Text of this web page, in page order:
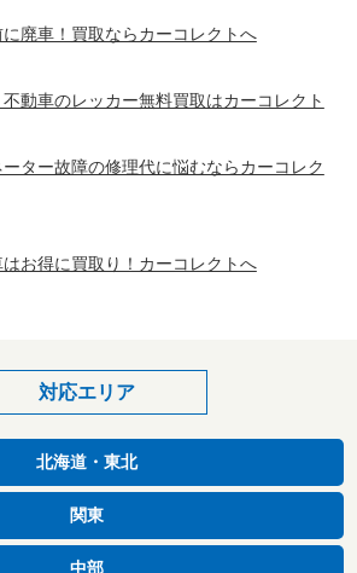
廃車！買取ならカーコレクトへ
動車のレッカー無料買取はカーコレクト
ーター故障の修理代に悩むならカーコレク
お得に買取り！カーコレクトへ
対応エリア
北海道・東北
関東
中部